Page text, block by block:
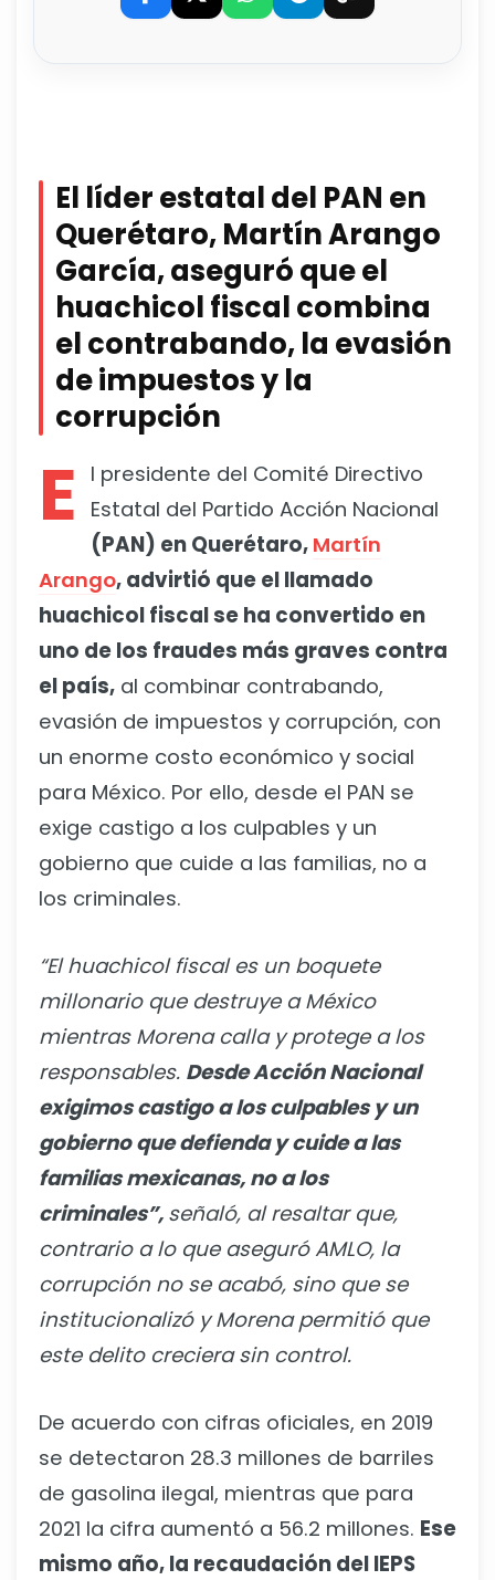
El líder estatal del PAN en
Querétaro, Martín Arango
García, aseguró que el
huachicol fiscal combina
el contrabando, la evasión
de impuestos y la
corrupción
E
l presidente del Comité Directivo
Estatal del Partido Acción Nacional
(PAN) en Querétaro, Martín
Arango, advirtió que el llamado
huachicol fiscal se ha convertido en
uno de los fraudes más graves contra
el país, al combinar contrabando,
evasión de impuestos y corrupción, con
un enorme costo económico y social
para México. Por ello, desde el PAN se
exige castigo a los culpables y un
gobierno que cuide a las familias, no a
los criminales.
“El huachicol fiscal es un boquete
millonario que destruye a México
mientras Morena calla y protege a los
responsables. Desde Acción Nacional
exigimos castigo a los culpables y un
gobierno que defienda y cuide a las
familias mexicanas, no a los
criminales”, señaló, al resaltar que,
contrario a lo que aseguró AMLO, la
corrupción no se acabó, sino que se
institucionalizó y Morena permitió que
este delito creciera sin control.
De acuerdo con cifras oficiales, en 2019
se detectaron 28.3 millones de barriles
de gasolina ilegal, mientras que para
2021 la cifra aumentó a 56.2 millones. Ese
mismo año, la recaudación del IEPS